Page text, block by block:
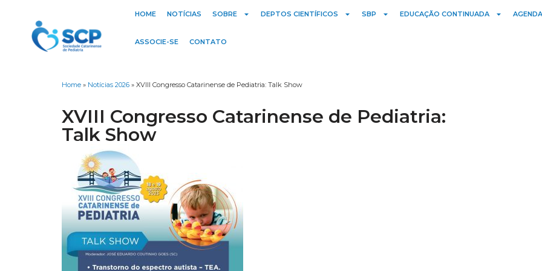
HOME NOTÍCIAS SOBRE DEPTOS CIENTÍFICOS SBP EDUCAÇÃO CONTINUADA
ASSOCIE-SE CONTATO
Home » Notícias 2026 » XVIII Congresso Catarinense de Pediatria: Talk Show
XVIII Congresso Catarinense de Pediatria:
Talk Show